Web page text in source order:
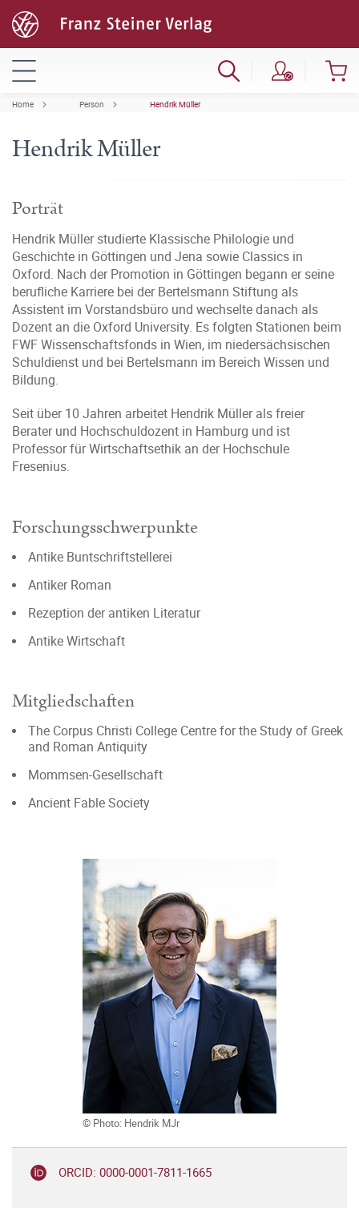
Home Person Hendrik Müller
Hendrik Müller
Porträt
Hendrik Müller studierte Klassische Philologie und
Geschichte in Göttingen und Jena sowie Classics in
Oxford. Nach der Promotion in Göttingen begann er seine
berufliche Karriere bei der Bertelsmann Stiftung als
Assistent im Vorstandsbüro und wechselte danach als
Dozent an die Oxford University. Es folgten Stationen beim
FWF Wissenschaftsfonds in Wien, im niedersächsischen
Schuldienst und bei Bertelsmann im Bereich Wissen und
Bildung.
Seit über 10 Jahren arbeitet Hendrik Müller als freier
Berater und Hochschuldozent in Hamburg und ist
Professor für Wirtschaftsethik an der Hochschule
Fresenius.
Forschungsschwerpunkte
Antike Buntschriftstellerei
Antiker Roman
Rezeption der antiken Literatur
Antike Wirtschaft
Mitgliedschaften
The Corpus Christi College Centre for the Study of Greek
and Roman Antiquity
Mommsen-Gesellschaft
Ancient Fable Society
© Photo: Hendrik MJr
ORCID: 0000-0001-7811-1665